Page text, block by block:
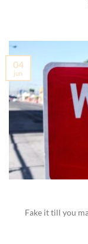
Fake it till you
04
jun